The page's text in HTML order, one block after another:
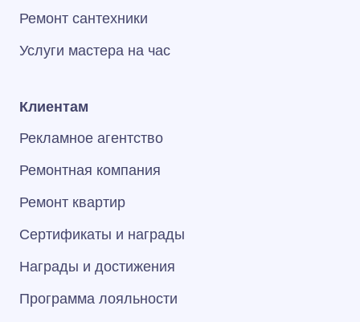
Ремонт сантехники
Услуги мастера на час
Клиентам
Рекламное агентство
Ремонтная компания
Ремонт квартир
Сертификаты и награды
Награды и достижения
Программа лояльности